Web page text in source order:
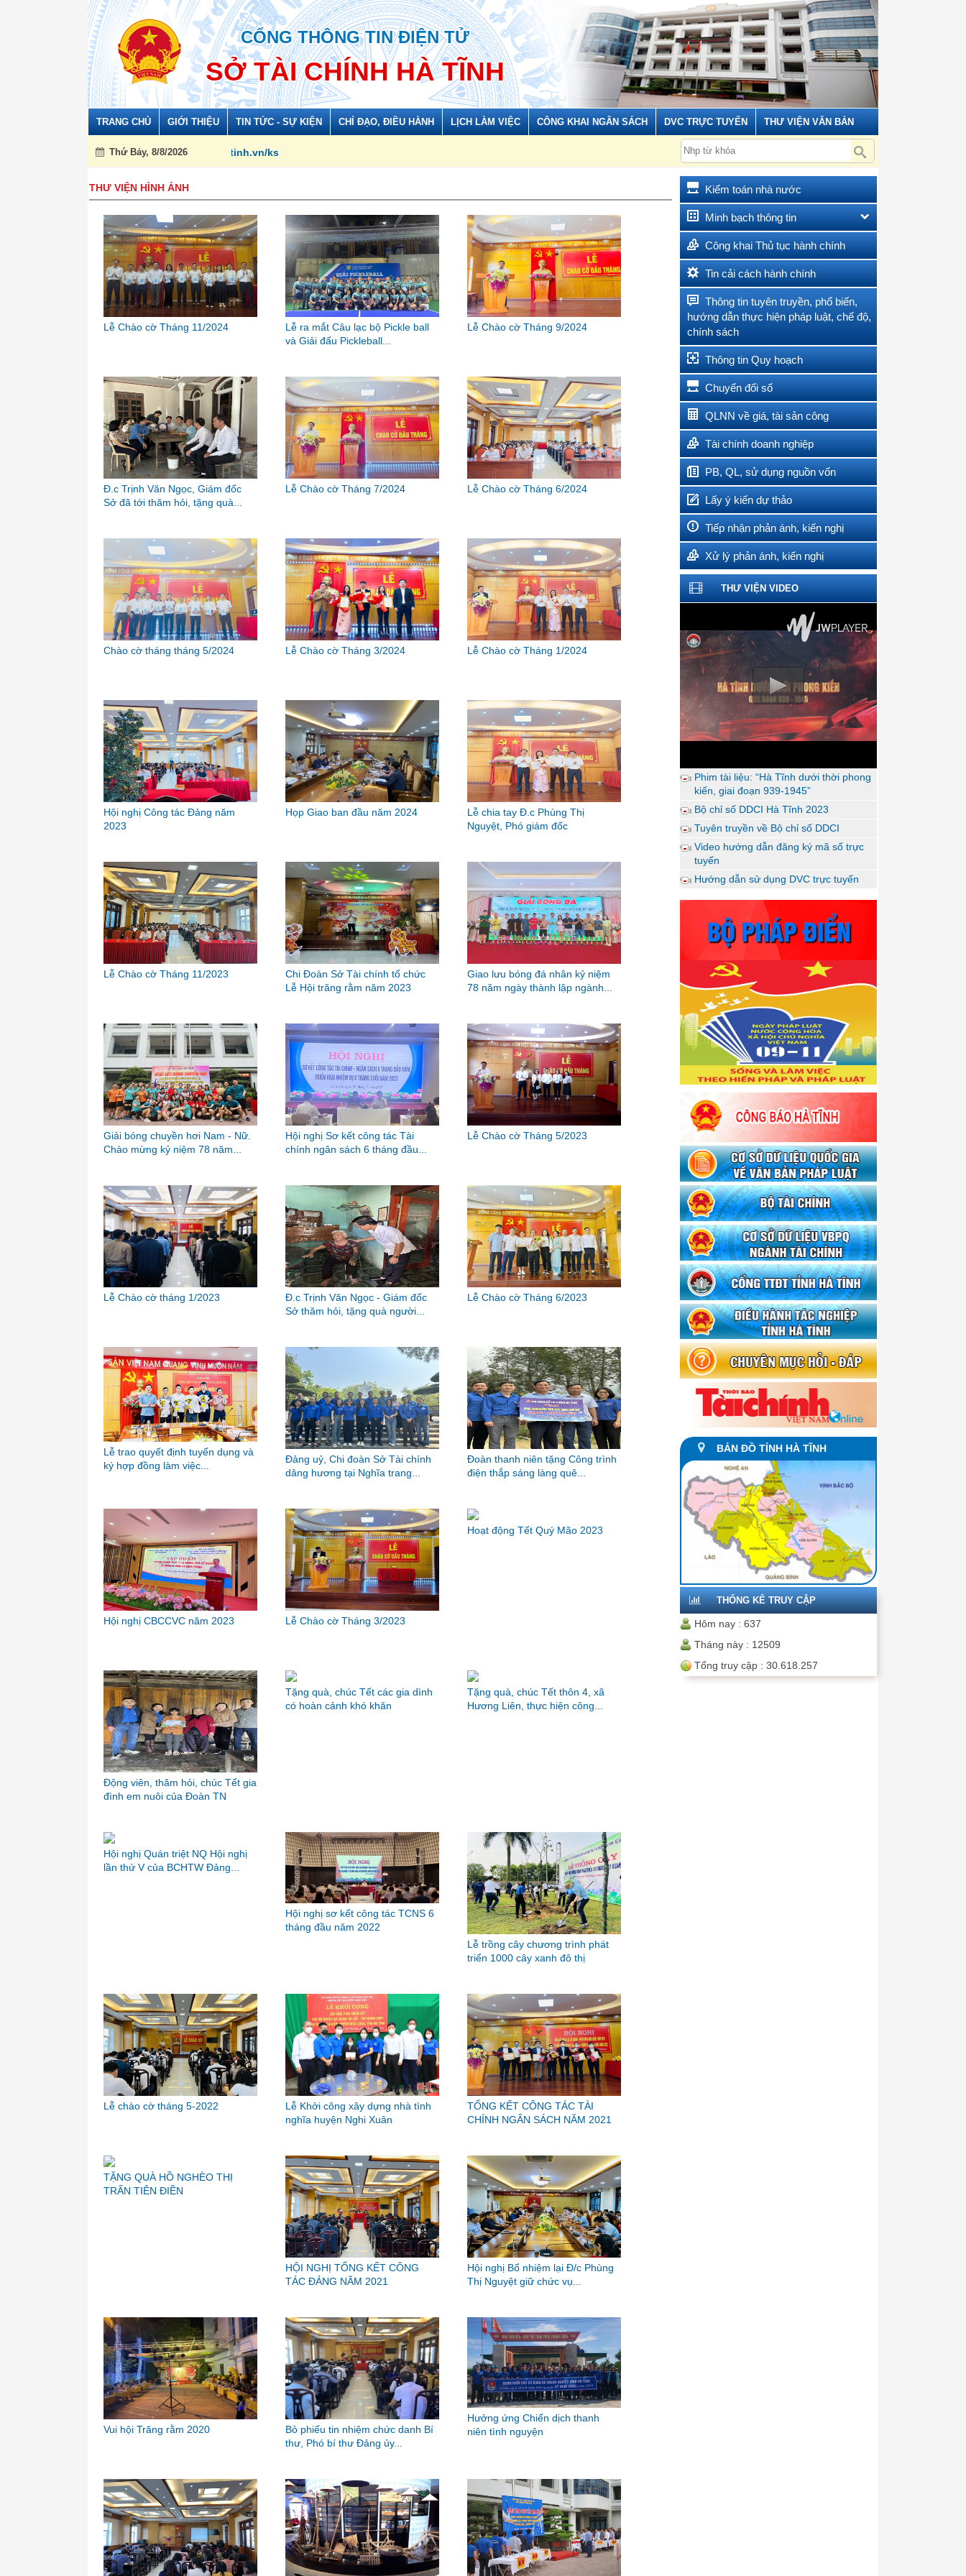
CỔNG THÔNG TIN ĐIỆN TỬ
SỞ TÀI CHÍNH HÀ TĨNH
TRANG CHỦ GIỚI THIỆU TIN TỨC - SỰ KIỆN CHỈ ĐẠO, ĐIỀU HÀNH LỊCH LÀM VIỆC CÔNG KHAI NGÂN SÁCH DVC TRỰC TUYẾN THƯ VIỆN VĂN BẢN
Thứ Bảy, 8/8/2026 https://ddcihatinh.vn/ks
THƯ VIỆN HÌNH ẢNH
Lễ Chào cờ Tháng 11/2024
Lễ ra mắt Câu lạc bộ Pickle ball
và Giải đấu Pickleball...
Lễ Chào cờ Tháng 9/2024
Đ.c Trịnh Văn Ngọc, Giám đốc
Sở đã tới thăm hỏi, tặng quà...
Lễ Chào cờ Tháng 7/2024 Lễ Chào cờ Tháng 6/2024
Chào cờ tháng tháng 5/2024 Lễ Chào cờ Tháng 3/2024 Lễ Chào cờ Tháng 1/2024
Hội nghị Công tác Đảng năm
2023
Họp Giao ban đầu năm 2024
Lễ chia tay Đ.c Phùng Thị
Nguyệt, Phó giám đốc
Lễ Chào cờ Tháng 11/2023
Chi Đoàn Sở Tài chính tổ chức
Lễ Hội trăng rằm năm 2023
Giao lưu bóng đá nhân kỷ niệm
78 năm ngày thành lập ngành...
Giải bóng chuyền hơi Nam - Nữ.
Chào mừng kỷ niệm 78 năm...
Hội nghị Sơ kết công tác Tài
chính ngân sách 6 tháng đầu...
Lễ Chào cờ Tháng 5/2023
Lễ Chào cờ tháng 1/2023
Đ.c Trịnh Văn Ngọc - Giám đốc
Sở thăm hỏi, tặng quà người...
Lễ Chào cờ Tháng 6/2023
Lễ trao quyết định tuyển dụng và
ký hợp đồng làm việc...
Đảng uỷ, Chi đoàn Sở Tài chính
dâng hương tại Nghĩa trang...
Đoàn thanh niên tặng Công trình
điện thắp sáng làng quê...
Hội nghị CBCCVC năm 2023 Lễ Chào cờ Tháng 3/2023
Hoạt động Tết Quý Mão 2023
Động viên, thăm hỏi, chúc Tết gia
đình em nuôi của Đoàn TN
Tặng quà, chúc Tết các gia dình
có hoàn cảnh khó khăn
Tặng quà, chúc Tết thôn 4, xã
Hương Liên, thực hiện công...
Hội nghị Quán triệt NQ Hội nghị
lần thứ V của BCHTW Đảng...
Hội nghị sơ kết công tác TCNS 6
tháng đầu năm 2022
Lễ trồng cây chương trình phát
triển 1000 cây xanh đô thị
Lễ chào cờ tháng 5-2022
Lễ Khởi công xây dựng nhà tình
nghĩa huyện Nghi Xuân
TỔNG KẾT CÔNG TÁC TÀI
CHÍNH NGÂN SÁCH NĂM 2021
TẶNG QUÀ HỒ NGHÈO THỊ
TRẤN TIÊN ĐIỀN
HỘI NGHỊ TỔNG KẾT CÔNG
TÁC ĐẢNG NĂM 2021
Hội nghị Bổ nhiệm lại Đ/c Phùng
Thị Nguyệt giữ chức vụ...
Vui hội Trăng rằm 2020
Bỏ phiếu tin nhiệm chức danh Bí
thư, Phó bí thư Đảng ủy...
Hưởng ứng Chiến dịch thanh
niên tình nguyện
Kiểm toán nhà nước
Minh bạch thông tin
Công khai Thủ tục hành chính
Tin cải cách hành chính
Thông tin tuyên truyền, phổ biến,
hướng dẫn thực hiện pháp luật, chế độ,
chính sách
Thông tin Quy hoạch
Chuyển đổi số
QLNN về giá, tài sản công
Tài chính doanh nghiệp
PB, QL, sử dụng nguồn vốn
Lấy ý kiến dự thảo
Tiếp nhận phản ánh, kiến nghị
Xử lý phản ánh, kiến nghị
THƯ VIỆN VIDEO
Phim tài liệu: “Hà Tĩnh dưới thời phong
kiến, giai đoạn 939-1945”
Bộ chỉ số DDCI Hà Tĩnh 2023
Tuyên truyền về Bộ chỉ số DDCI
Video hướng dẫn đăng ký mã số trực
tuyến
Hướng dẫn sử dụng DVC trực tuyến
BẢN ĐỒ TỈNH HÀ TĨNH
THỐNG KÊ TRUY CẬP
Hôm nay : 637
Tháng này : 12509
Tổng truy cập : 30.618.257
Đã kết nối EMC